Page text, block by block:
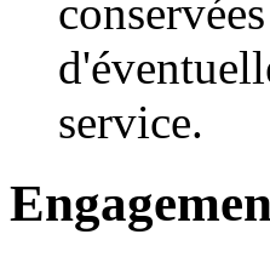
service.